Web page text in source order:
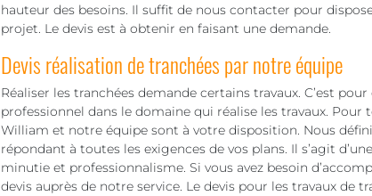
hauteur des besoins. Il suffit de nous contacter pour
projet. Le devis est à obtenir en faisant une demande.
Devis réalisation de tranchées par notre équipe
Réaliser les tranchées demande certains travaux. C’est
professionnel dans le domaine qui réalise les travaux. Pour
William et notre équipe sont à votre disposition. Nous
répondant à toutes les exigences de vos plans. Il s’agit
minutie et professionnalisme. Si vous avez besoin
devis auprès de notre service. Le devis pour les travaux de